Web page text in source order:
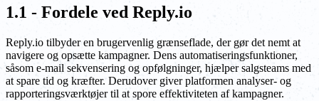
1.1 - Fordele ved Reply.io
Reply.io tilbyder en brugervenlig grænseflade, der gør det nemt at
navigere og opsætte kampagner. Dens automatiseringsfunktioner,
såsom e-mail sekvensering og opfølgninger, hjælper salgsteams med
at spare tid og kræfter. Derudover giver platformen analyser- og
rapporteringsværktøjer til at spore effektiviteten af kampagner.